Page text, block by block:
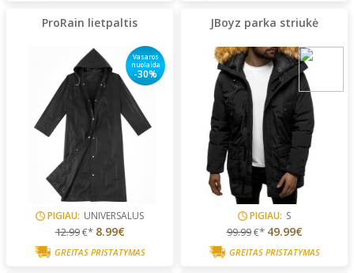
ProRain lietpaltis
Vasaros
nuolaida
-30%
PIGIAU: UNIVERSALUS
12.99€* 8.99€
GREITAS PRISTATYMAS
JBoyz parka striukė
PIGIAU: S
99.99€* 49.99€
GREITAS PRISTATYMAS